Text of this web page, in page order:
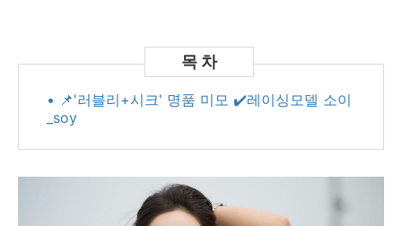
• 📌'러블리+시크' 명품 미모 ✔️레이싱모델 소이
_soy